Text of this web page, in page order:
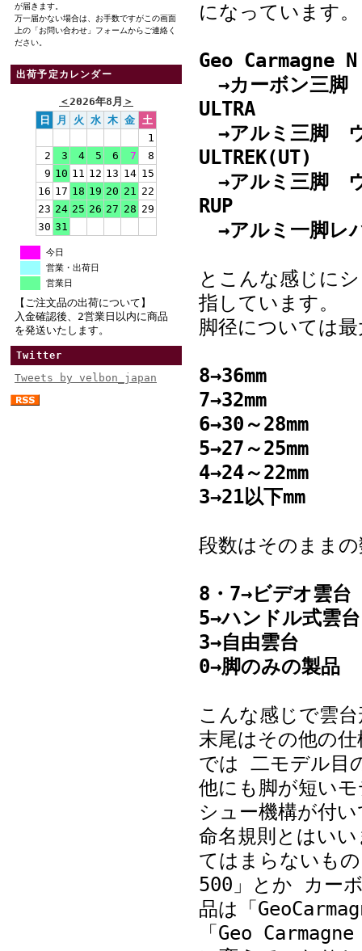
が届きます。
万一届かない場合は、お手数ですがこの画面
上の「お問い合わせ」フォームからご連絡く
ださい。
出荷予定カレンダー
＜2026年8月 ＞
日
月 火 水 木 金 土
1
2
3 4 5 6 7
8
9 10 11 12 13 14 15
16 17 18 19 20 21 22
23 24 25 26 27 28 29
30 31
今日
営業・出荷日
営業日
【ご注文品の出荷について】
入金確認後、2営業日以内に商品
を発送いたします。
Twitter
Tweets by velbon_japan
になっています
Geo Carmagne N
→カーボン三脚
ULTRA
→アルミ三脚
ULTREK(UT)
→アルミ三脚
RUP
→アルミ一脚レ
とこんな感じに
指しています。
脚径については
8→36mm
7→32mm
6→30～28mm
5→27～25mm
4→24～22mm
3→21以下mm
段数はそのまま
8・7→ビデオ雲台
5→ハンドル式雲台
3→自由雲台
0→脚のみの製品
こんな感じで雲
末尾はその他の
では 二モデル目
他にも脚が短い
シュー機構が付
命名規則とはい
てはまらないも
500」とか カー
品は「
「Geo